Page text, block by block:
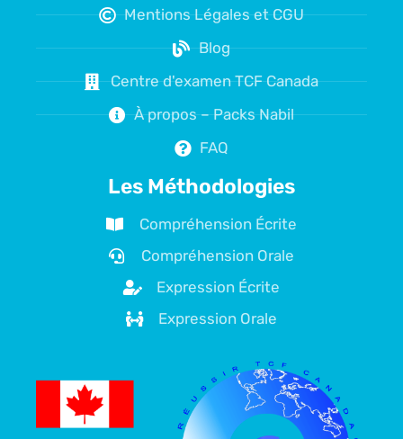
Mentions Légales et CGU
Blog
Centre d'examen TCF Canada
À propos – Packs Nabil
FAQ
Les Méthodologies
Compréhension Écrite
Compréhension Orale
Expression Écrite
Expression Orale